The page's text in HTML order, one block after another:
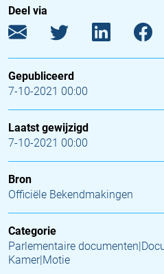
Deel via
Gepubliceerd
7-10-2021 00:00
Laatst gewijzigd
7-10-2021 00:00
Bron
Officiële Bekendmakingen
Categorie
Parlementaire
Kamer|Motie